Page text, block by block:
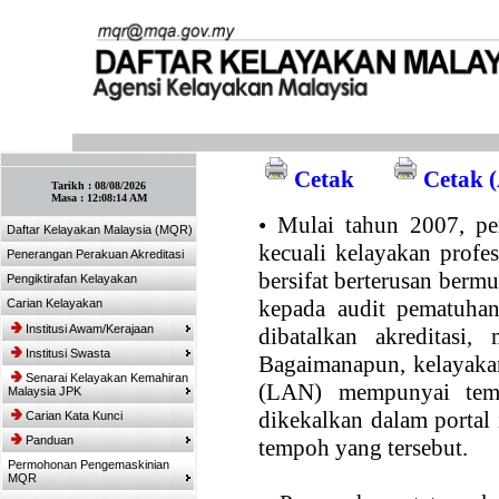
Tarikh : 08/08/2026
Masa : 12:08:14 AM
Daftar Kelayakan Malaysia (MQR)
Penerangan Perakuan Akreditasi
Pengiktirafan Kelayakan
Carian Kelayakan
Institusi Awam/Kerajaan
Institusi Swasta
Senarai Kelayakan Kemahiran
Malaysia JPK
Carian Kata Kunci
Panduan
Permohonan Pengemaskinian
MQR
Cetak
Cetak
• Mulai tahun 2007,
kecuali kelayakan
bersifat berterusan
kepada audit
dibatalkan akreditasi,
Bagaimanapun,
(LAN) mempunyai
dikekalkan dalam portal
tempoh yang tersebut.